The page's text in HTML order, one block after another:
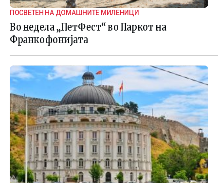
ПОСВЕТЕН НА ДОМАШНИТЕ МИЛЕНИЦИ
Во недела „ПетФест“ во Паркот на
Франкофонијата